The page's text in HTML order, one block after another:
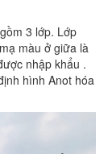
3 lớp. Lớp
màu ở giữa là
nhập khẩu .
hình Anot hóa